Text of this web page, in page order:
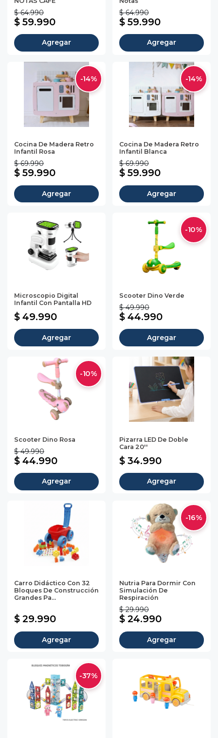
$ 64.990
$ 59.990
Agregar
$ 64.990
$ 59.990
Agregar
-14%
Cocina De Madera Retro
Infantil Rosa
$ 69.990
$ 59.990
Agregar
-14%
Cocina De Madera Retro
Infantil Blanca
$ 69.990
$ 59.990
Agregar
Microscopio Digital
Infantil Con Pantalla HD
$ 49.990
Agregar
-10%
Scooter Dino Verde
$ 49.990
$ 44.990
Agregar
-10%
Scooter Dino Rosa
$ 49.990
$ 44.990
Agregar
Pizarra LED De Doble
Cara 20''
$ 34.990
Agregar
Carro Didáctico Con 32
Bloques De Construcción
Grandes Pa...
$ 29.990
Agregar
-16%
Nutria Para Dormir Con
Simulación De
Respiración
$ 29.990
$ 24.990
Agregar
-37%